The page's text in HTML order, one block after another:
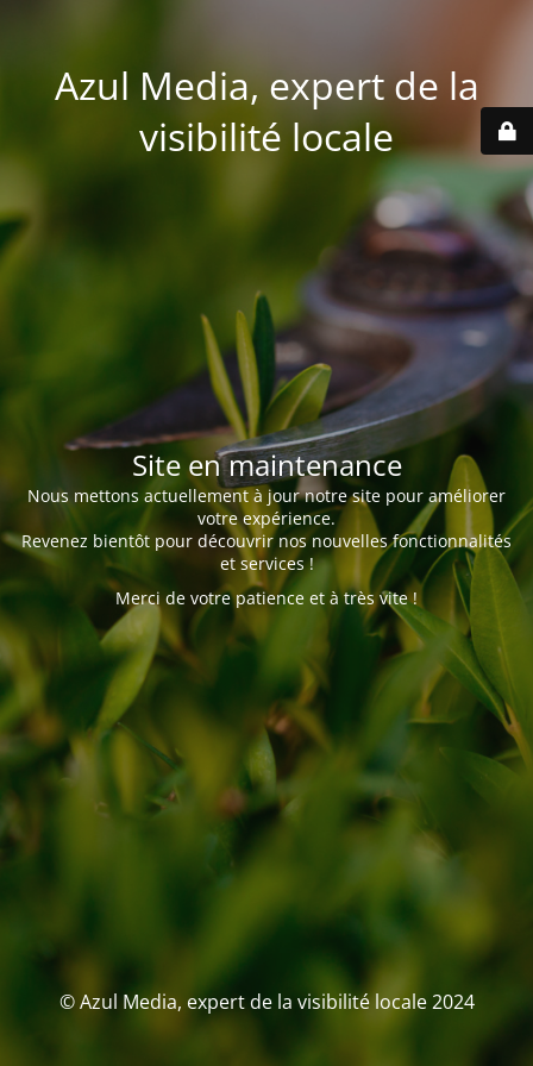
Azul Media, expert de la
visibilité locale
Site en maintenance
Nous mettons actuellement à jour notre site pour améliorer
votre expérience.
Revenez bientôt pour découvrir nos nouvelles fonctionnalités
et services !
Merci de votre patience et à très vite !
© Azul Media, expert de la visibilité locale 2024